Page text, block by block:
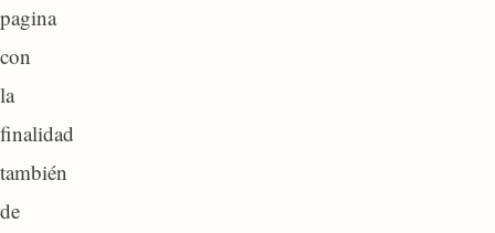
pagina
con
la
finalidad
también
de